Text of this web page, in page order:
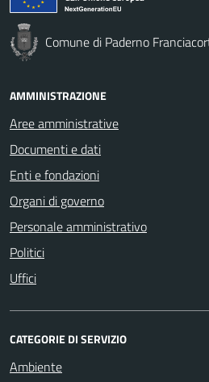
Comune di Paderno
AMMINISTRAZIONE
Aree amministrative
Documenti e dati
Enti e fondazioni
Organi di governo
Personale amministrativo
Politici
Uffici
CATEGORIE DI SERVIZIO
Ambiente